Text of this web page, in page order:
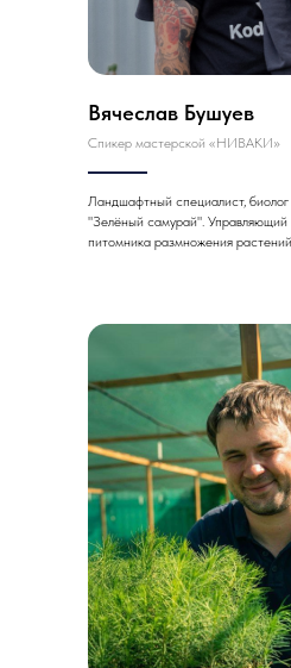
Вячеслав Бушуев
Спикер мастерской «НИВАКИ»
Ландшафтный специалист,
"Зелёный самурай".
питомника размножения